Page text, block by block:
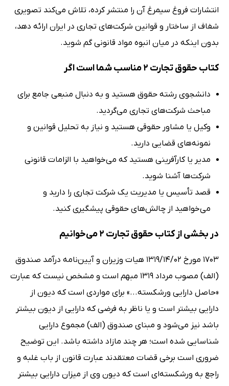
انتشارات فروغ سیمرغ آن را منتشر کرده، تلاش می‌کند تصویری
شفاف از ساختار و قوانین شرکت‌های تجاری در ایران ارائه دهد،
بدون اینکه در میان انبوه مواد قانونی گم شوید.
کتاب حقوق تجارت 2 مناسب شما است اگر
دانشجوی رشته حقوق هستید و به دنبال منبعی جامع برای
مباحث شرکت‌های تجاری می‌گردید.
وکیل یا مشاور حقوقی هستید و نیاز به تحلیل قوانین و
نمونه‌های قضایی دارید.
مدیر یا کارآفرینی هستید که می‌خواهید با الزامات قانونی
شرکت‌ها آشنا شوید.
قصد تأسیس یا مدیریت یک شرکت تجاری را دارید و
می‌خواهید از چالش‌های حقوقی پیشگیری کنید.
در بخشی از کتاب حقوق تجارت 2 می‌خوانیم
1703 مورخ 1319/14/02 هیات وزیران و آیین‌نامه درآمد صندوق
(الف) مصوب مرداد 1319 مبهم است و مشخص نیست که عبارت
«حاصل دارایی ورشکسته...» برای مواردی است که دیون از
دارایی بیشتر است و یا ناظر به فرضی که دارایی از دیون بیشتر
باشد نیز می‌شود و مبنای صندوق (الف) مجموع دارایی
شناسایی شده است؛ هر چند مازاد داشته باشد. این توضیح
ضروری است برخی قضات معتقدند عبارت قانون از باب غلبه و
راجع به ورشکسته‌ای است که دیون وی از میزان دارایی بیشتر